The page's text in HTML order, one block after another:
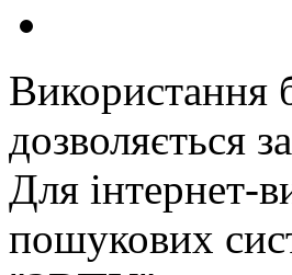
Використання
дозволяється
Для інтернет-
пошукових